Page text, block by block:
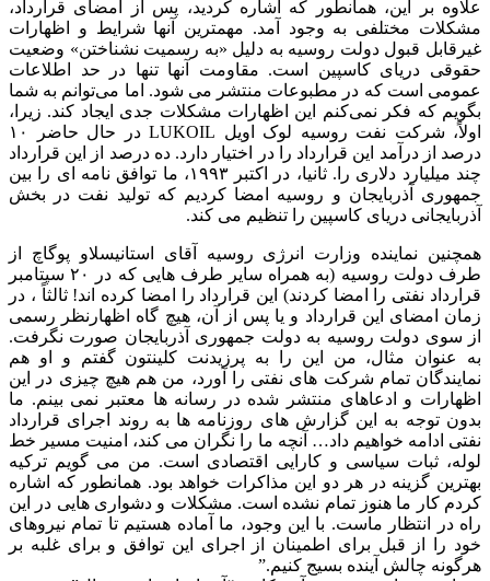
علاوه بر این، همانطور که اشاره کردید، پس از امضای قرارداد،
مشکلات مختلفی به وجود آمد. مهمترین آنها شرایط و اظهارات
غیرقابل قبول دولت روسیه به دلیل «به رسمیت نشناختن» وضعیت
حقوقی دریای کاسپین است. مقاومت آنها تنها در حد اطلاعات
عمومی است که در مطبوعات منتشر می شود. اما می‌توانم به شما
بگویم که فکر نمی‌کنم این اظهارات مشکلات جدی ایجاد کند. زیرا،
اولاً، شرکت نفت روسیه لوک اویل LUKOIL در حال حاضر ۱۰
درصد از درآمد این قرارداد را در اختیار دارد. ده درصد از این قرارداد
چند میلیارد دلاری را. ثانیا، در اکتبر ۱۹۹۳، ما توافق نامه ای را بین
جمهوری آذربایجان و روسیه امضا کردیم که تولید نفت در بخش
آذربایجانی دریای کاسپین را تنظیم می کند.
همچنین نماینده وزارت انرژی روسیه آقای استانیسلاو پوگاچ از
طرف دولت روسیه (به همراه سایر طرف هایی که در ۲۰ سپتامبر
قرارداد نفتی را امضا کردند) این قرارداد را امضا کرده اند! ثالثاً ، در
زمان امضای این قرارداد و یا پس از آن، هیچ گاه اظهارنظر رسمی
از سوی دولت روسیه به دولت جمهوری آذربایجان صورت نگرفت.
به عنوان مثال، من این را به پرزیدنت کلینتون گفتم و او هم
نمایندگان تمام شرکت های نفتی را آورد، من هم هیچ چیزی در این
اظهارات و ادعاهای منتشر شده در رسانه ها معتبر نمی بینم. ما
بدون توجه به این گزارش های روزنامه ها به روند اجرای قرارداد
نفتی ادامه خواهیم داد… آنچه ما را نگران می کند، امنیت مسیر خط
لوله، ثبات سیاسی و کارایی اقتصادی است. من می گویم ترکیه
بهترین گزینه در هر دو این مذاکرات خواهد بود. همانطور که اشاره
کردم کار ما هنوز تمام نشده است. مشکلات و دشواری هایی در این
راه در انتظار ماست. با این وجود، ما آماده هستیم تا تمام نیروهای
خود را از قبل برای اطمینان از اجرای این توافق و برای غلبه بر
هرگونه چالش آینده بسیج کنیم.”